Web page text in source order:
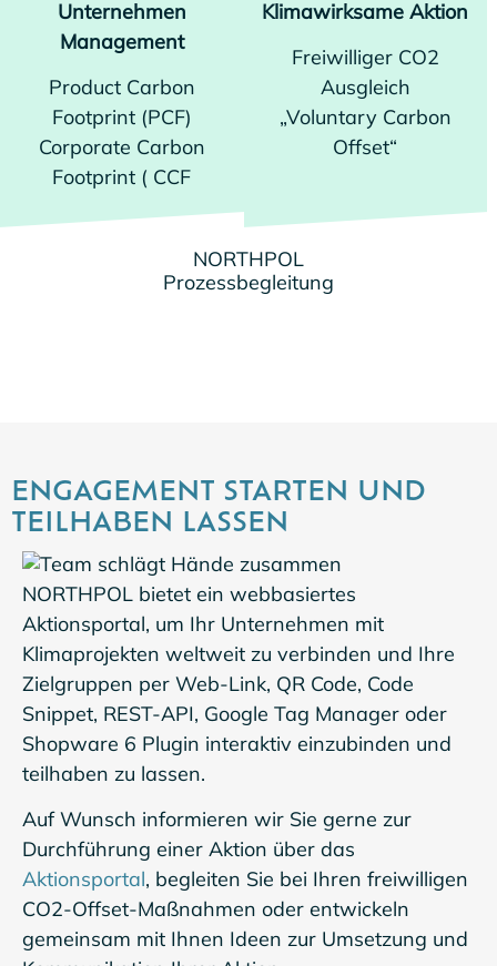
Unternehmen
Management
Product Carbon
Footprint (PCF)
Corporate Carbon
Footprint ( CCF
Klimawirksame Aktion
Freiwilliger CO2
Ausgleich
„Voluntary Carbon
Offset“
NORTHPOL
Prozessbegleitung
ENGAGEMENT STARTEN UND
TEILHABEN LASSEN
NORTHPOL bietet ein webbasiertes
Aktionsportal, um Ihr Unternehmen mit
Klimaprojekten weltweit zu verbinden und Ihre
Zielgruppen per Web-Link, QR Code, Code
Snippet, REST-API, Google Tag Manager oder
Shopware 6 Plugin interaktiv einzubinden und
teilhaben zu lassen.
Auf Wunsch informieren wir Sie gerne zur
Durchführung einer Aktion über das
Aktionsportal, begleiten Sie bei Ihren freiwilligen
CO2-Offset-Maßnahmen oder entwickeln
gemeinsam mit Ihnen Ideen zur Umsetzung und